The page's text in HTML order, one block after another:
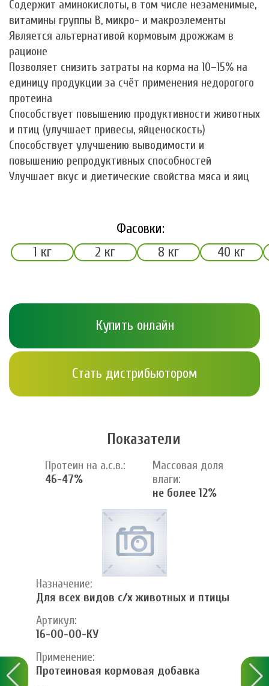
Содержит аминокислоты, в том числе незаменимые,
витамины группы B, микро- и макроэлементы
Является альтернативой кормовым дрожжам в
рационе
Позволяет снизить затраты на корма на 10–15% на
единицу продукции за счёт применения недорогого
протеина
Способствует повышению продуктивности животных
и птиц (улучшает привесы, яйценоскость)
Способствует улучшению выводимости и
повышению репродуктивных способностей
Улучшает вкус и диетические свойства мяса и яиц
Фасовки:
1 кг
2 кг 8 кг 40 кг
Купить онлайн
Стать дистрибьютором
Показатели
Протеин на а.с.в.:
46-47%
Массовая доля
влаги:
не более 12%
Назначение:
Для всех видов с/х животных и птицы
Артикул:
16-00-00-КУ
Применение:
Протеиновая кормовая добавка